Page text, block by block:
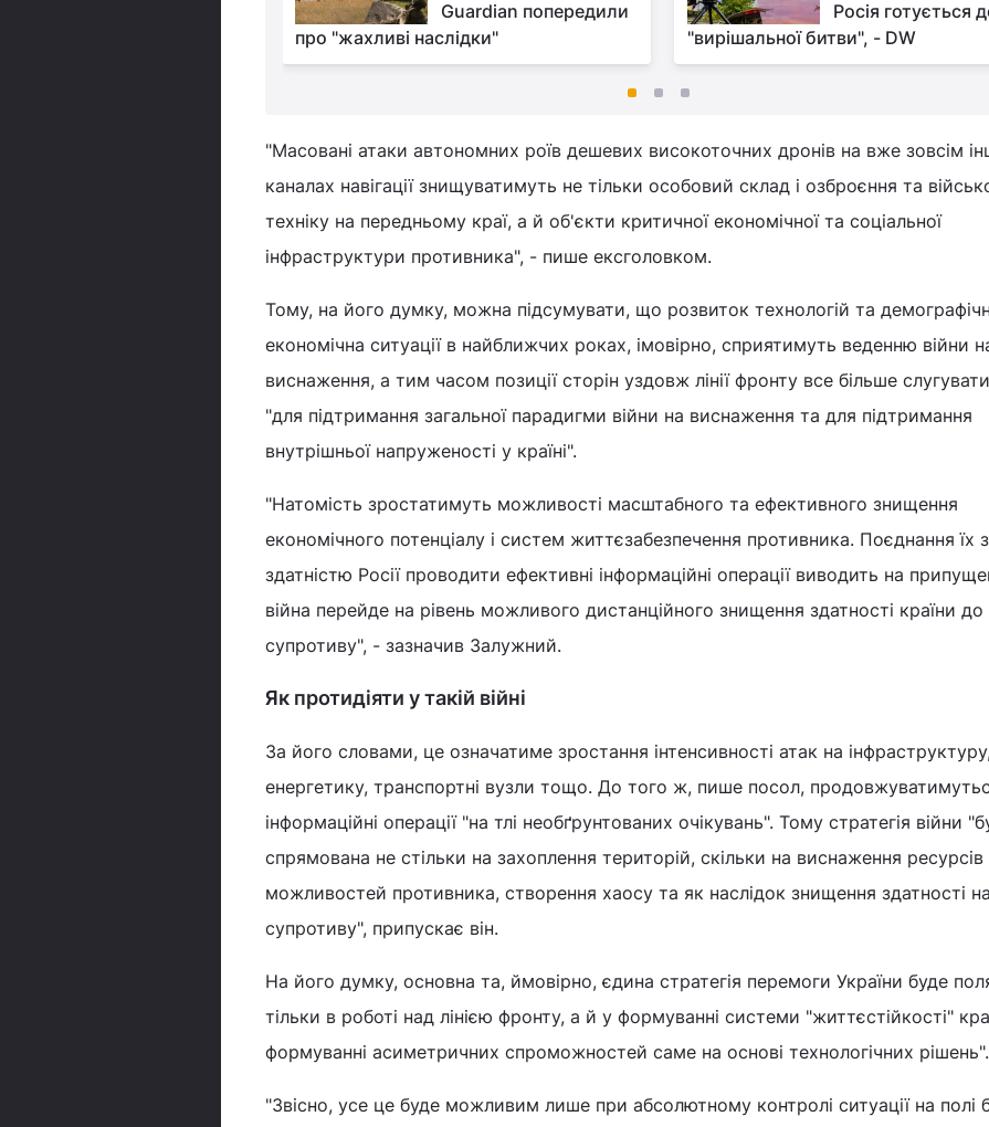
Guardian попередили
про "жахливі наслідки"
Росія готується
"вирішальної битви", - DW
"Масовані атаки автономних роїв дешевих високоточних дронів на вже зовсім
каналах навігації знищуватимуть не тільки особовий склад і озброєння та
техніку на передньому краї, а й об'єкти критичної економічної та соціальної
інфраструктури противника", - пише ексголовком.
Тому, на його думку, можна підсумувати, що розвиток технологій та
економічна ситуації в найближчих роках, імовірно, сприятимуть веденню війни
виснаження, а тим часом позиції сторін уздовж лінії фронту все більше
"для підтримання загальної парадигми війни на виснаження та для підтримання
внутрішньої напруженості у країні".
"Натомість зростатимуть можливості масштабного та ефективного знищення
економічного потенціалу і систем життєзабезпечення противника. Поєднання їх
здатністю Росії проводити ефективні інформаційні операції виводить на
війна перейде на рівень можливого дистанційного знищення здатності країни до
супротиву", - зазначив Залужний.
Як протидіяти у такій війні
За його словами, це означатиме зростання інтенсивності атак на
енергетику, транспортні вузли тощо. До того ж, пише посол,
інформаційні операції "на тлі необґрунтованих очікувань". Тому стратегія війни
спрямована не стільки на захоплення територій, скільки на виснаження ресурсів
можливостей противника, створення хаосу та як наслідок знищення здатності
супротиву", припускає він.
На його думку, основна та, ймовірно, єдина стратегія перемоги України буде
тільки в роботі над лінією фронту, а й у формуванні системи "життєстійкості"
формуванні асиметричних спроможностей саме на основі технологічних рішень".
"Звісно, усе це буде можливим лише при абсолютному контролі ситуації на полі